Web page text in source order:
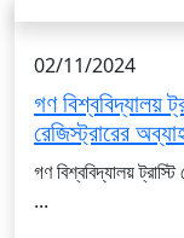
02/11/2024
গণ বিশ্ববিদ্যালয়
রেজিস্ট্রারের
গণ বিশ্ববিদ্যালয়
...